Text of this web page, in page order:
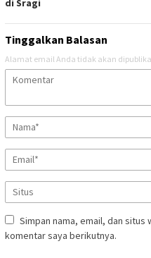
Tinggalkan Balasan
Alamat email Anda tidak akan
Simpan nama, email, dan situs
komentar saya berikutnya.